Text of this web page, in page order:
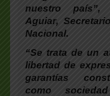
nuestro
Aguiar,
Nacional.
“Se trata de un
libertad de
garantías
como